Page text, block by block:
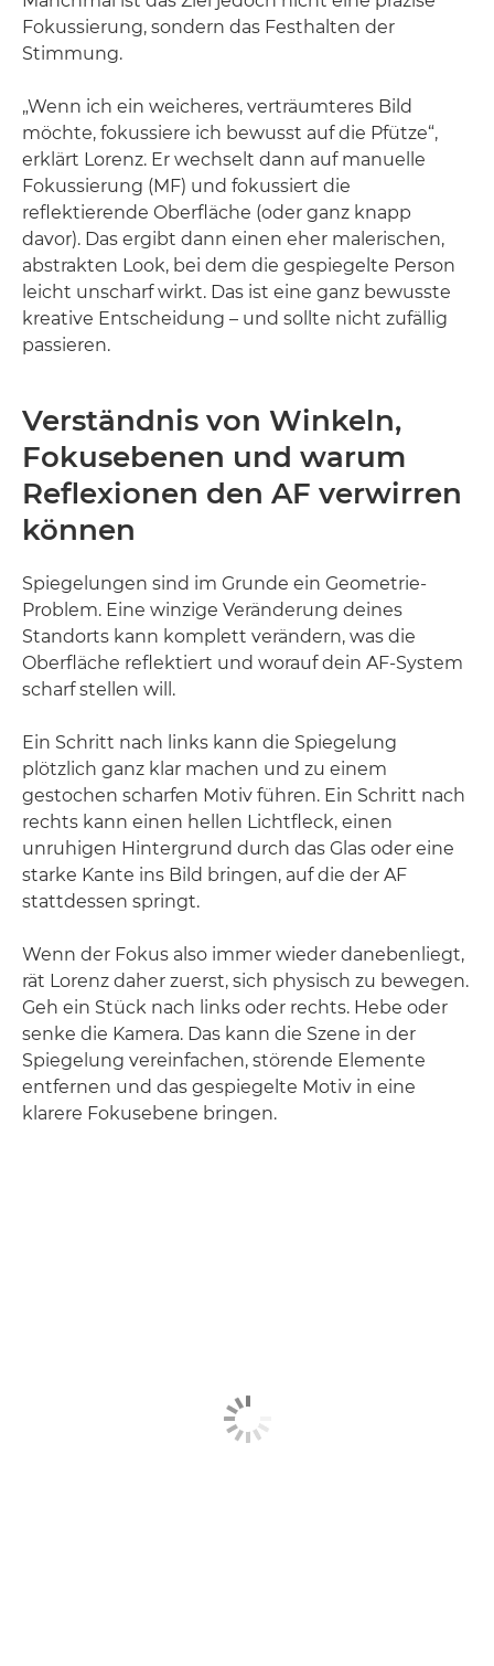
Fokussierung, sondern das Festhalten der
Stimmung.
„Wenn ich ein weicheres, verträumteres Bild
möchte, fokussiere ich bewusst auf die Pfütze“,
erklärt Lorenz. Er wechselt dann auf manuelle
Fokussierung (MF) und fokussiert die
reflektierende Oberfläche (oder ganz knapp
davor). Das ergibt dann einen eher malerischen,
abstrakten Look, bei dem die gespiegelte Person
leicht unscharf wirkt. Das ist eine ganz bewusste
kreative Entscheidung – und sollte nicht zufällig
passieren.
Verständnis von Winkeln,
Fokusebenen und warum
Reflexionen den AF verwirren
können
Spiegelungen sind im Grunde ein Geometrie-
Problem. Eine winzige Veränderung deines
Standorts kann komplett verändern, was die
Oberfläche reflektiert und worauf dein AF-System
scharf stellen will.
Ein Schritt nach links kann die Spiegelung
plötzlich ganz klar machen und zu einem
gestochen scharfen Motiv führen. Ein Schritt nach
rechts kann einen hellen Lichtfleck, einen
unruhigen Hintergrund durch das Glas oder eine
starke Kante ins Bild bringen, auf die der AF
stattdessen springt.
Wenn der Fokus also immer wieder danebenliegt,
rät Lorenz daher zuerst, sich physisch zu bewegen.
Geh ein Stück nach links oder rechts. Hebe oder
senke die Kamera. Das kann die Szene in der
Spiegelung vereinfachen, störende Elemente
entfernen und das gespiegelte Motiv in eine
klarere Fokusebene bringen.